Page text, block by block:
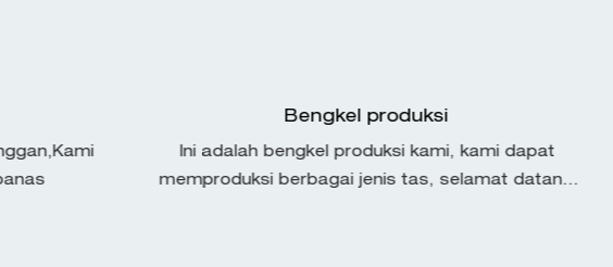
Bengkel produksi
Ini adalah bengkel produksi kami, kami dapat
memproduksi berbagai jenis tas, selamat datang